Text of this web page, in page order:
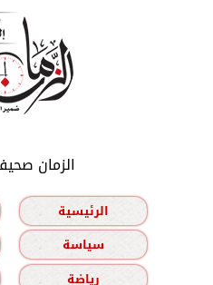
الزمان
الرئيسية
سياسة
رياضة